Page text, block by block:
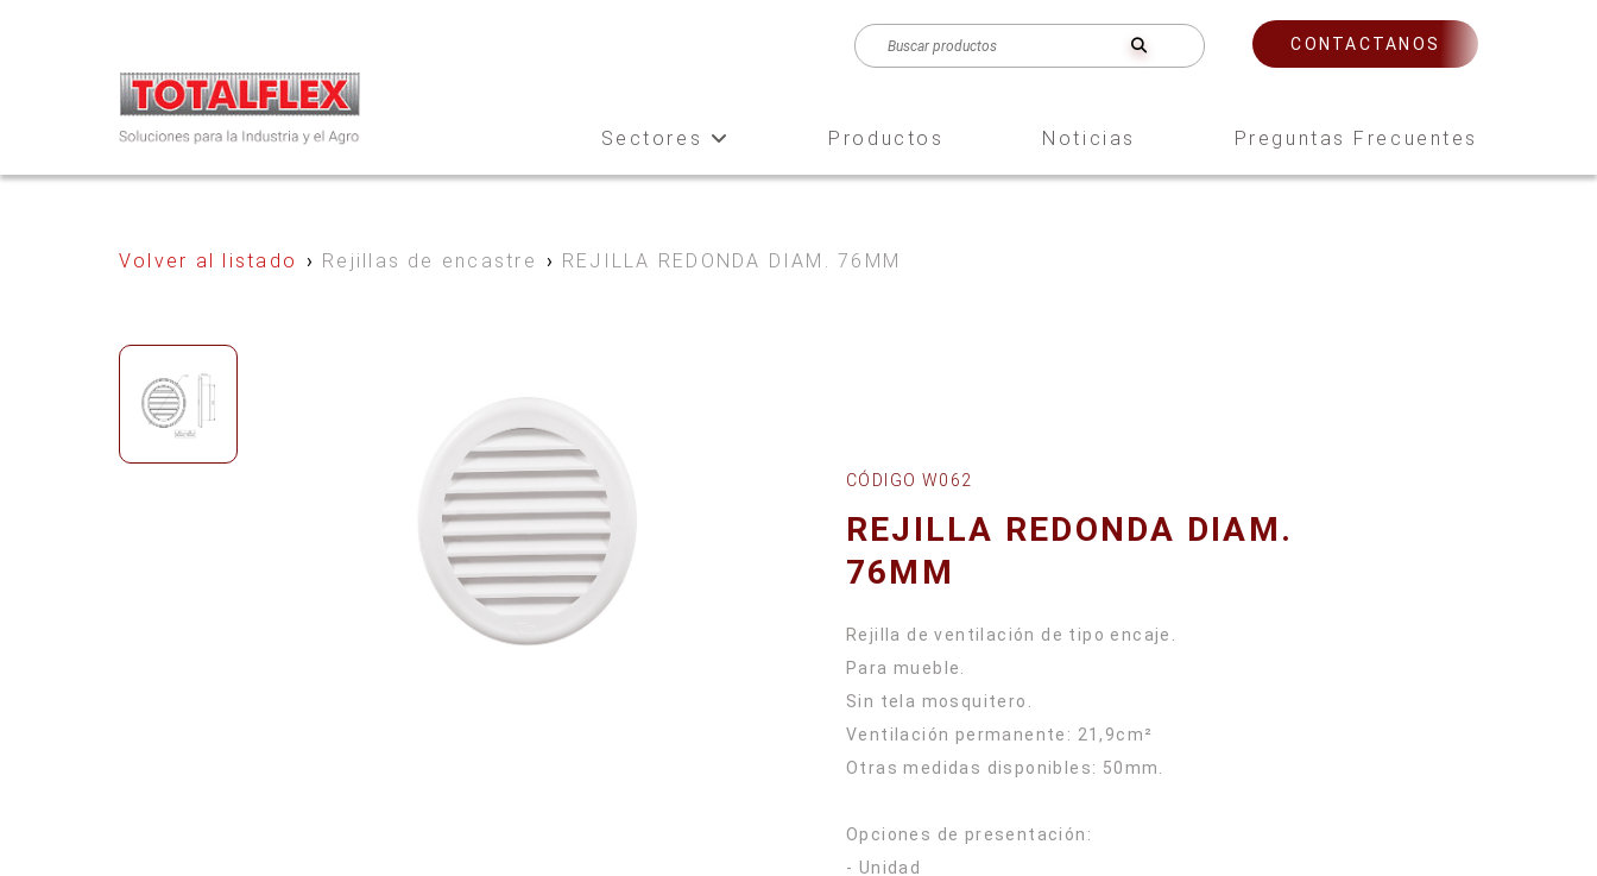
CONTACTANOS
Sectores Productos Noticias Preguntas Frecuentes
Volver al listado › Rejillas de encastre › REJILLA REDONDA DIAM. 76MM
CÓDIGO W062
REJILLA REDONDA DIAM.
76MM
Rejilla de ventilación de tipo encaje.
Para mueble.
Sin tela mosquitero.
Ventilación permanente: 21,9cm²
Otras medidas disponibles: 50mm.
Opciones de presentación:
- Unidad